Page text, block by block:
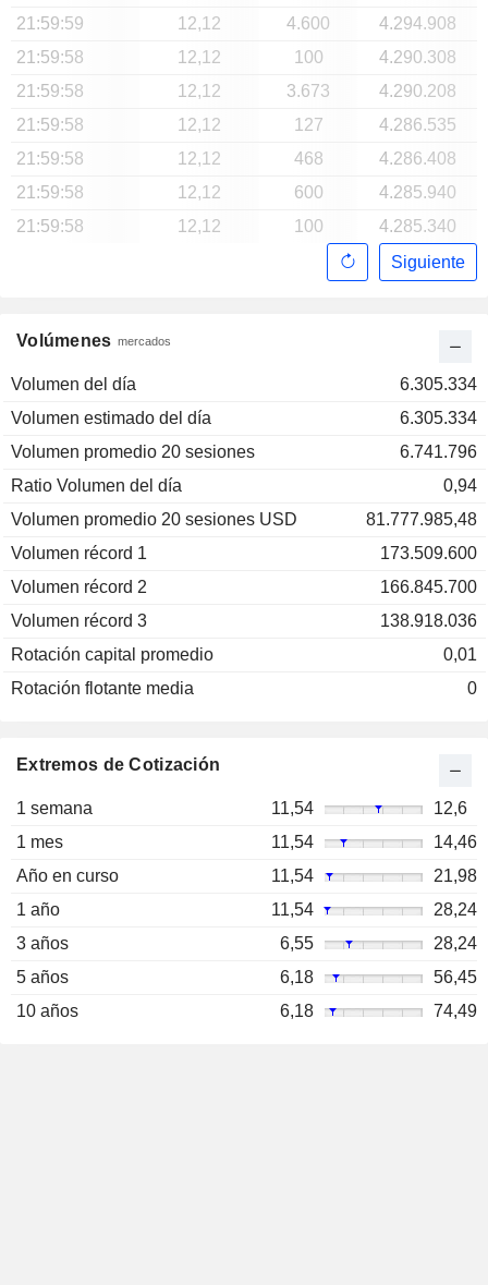
Volúmenes mercados
Volumen del día
6.305.334
Volumen estimado del día
6.305.334
Volumen promedio 20 sesiones
6.741.796
Ratio Volumen del día
0,94
Volumen promedio 20 sesiones USD
81.777.985,48
Volumen récord 1
173.509.600
Volumen récord 2
166.845.700
Volumen récord 3
138.918.036
Rotación capital promedio
0,01
Rotación flotante media
0
21:59:59
12,12 4.600
4.294.908
21:59:58
12,12 100
4.290.308
21:59:58
12,12 3.673
4.290.208
21:59:58
12,12 127
4.286.535
21:59:58
12,12 468
4.286.408
21:59:58
12,12 600
4.285.940
21:59:58
12,12 100
4.285.340
Siguiente
Extremos de Cotización
1 semana 11,54
12,6
1 mes
11,54
14,46
Año en curso
11,54
21,98
1 año
11,54
28,24
3 años
6,55
28,24
5 años
6,18
56,45
10 años
6,18 74,49